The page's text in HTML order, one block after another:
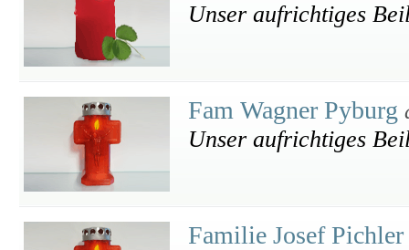
Unser aufrichtiges
Fam Wagner Pyburg
Unser aufrichtiges
Familie Josef Pichler